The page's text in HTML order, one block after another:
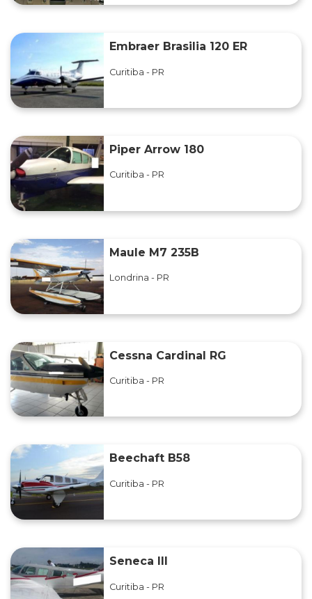
Embraer Brasilia 120 ER
Curitiba - PR
Piper Arrow 180
Curitiba - PR
Maule M7 235B
Londrina - PR
Cessna Cardinal RG
Curitiba - PR
Beechaft B58
Curitiba - PR
Seneca III
Curitiba - PR